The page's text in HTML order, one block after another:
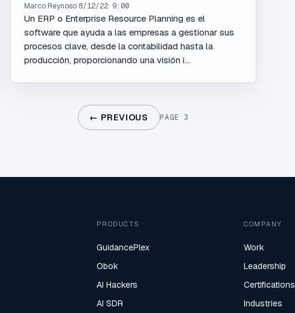
Marco Reynoso 8/12/22 9:00
Un ERP o Enterprise Resource Planning es el
software que ayuda a las empresas a gestionar sus
procesos clave, desde la contabilidad hasta la
producción, proporcionando una visión i...
← PREVIOUS PAGE 3
PRODUCTS
GuidancePlex
Obok
AI Hackers
AI SDR
COMPANY
Work
Leadership
Certifications
Industries